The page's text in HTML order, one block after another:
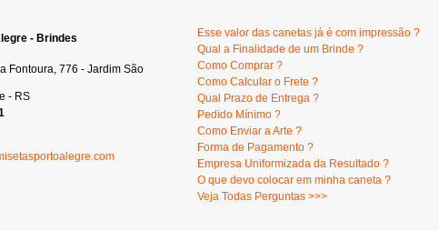
- Brindes
Fontoura, 776 - Jardim São
- RS
Esse valor das canetas já é com impressão ?
Qual a Finalidade de um Brinde ?
Como Comprar ?
Como Calcular o Frete ?
Qual Prazo de Entrega ?
Pedido Mínimo ?
Como Enviar a Arte ?
Forma de Pagamento ?
Empresa Uniformizada da Resultado ?
O que devo colocar em minha caneta ?
Veja Todas Perguntas >>>